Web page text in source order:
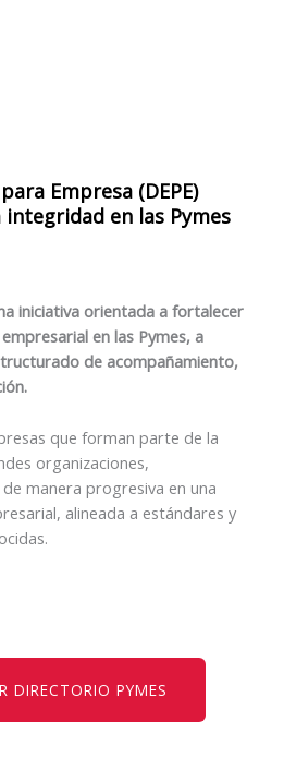
Empresa (DEPE)
en las Pymes
iniciativa orientada a fortalecer
en las Pymes, a
de acompañamiento,
que forman parte de la
organizaciones,
manera progresiva en una
alineada a estándares y
DIRECTORIO PYMES